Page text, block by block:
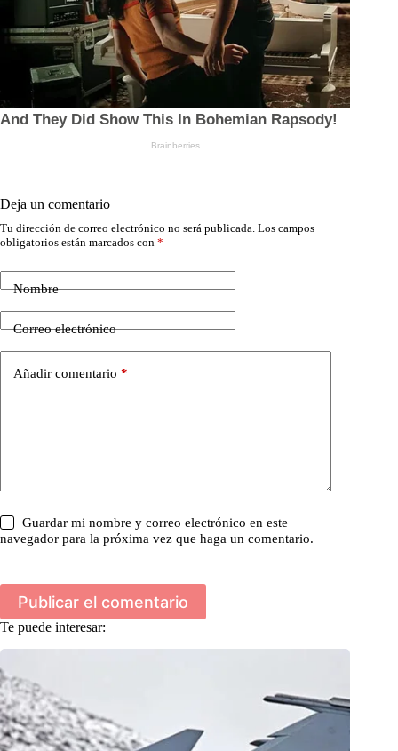
Deja un comentario
Tu dirección de correo electrónico no será publicada. Los campos
obligatorios están marcados con *
Nombre
Correo electrónico
Añadir comentario *
Guardar mi nombre y correo electrónico en este
navegador para la próxima vez que haga un comentario.
Publicar el comentario
Te puede interesar: